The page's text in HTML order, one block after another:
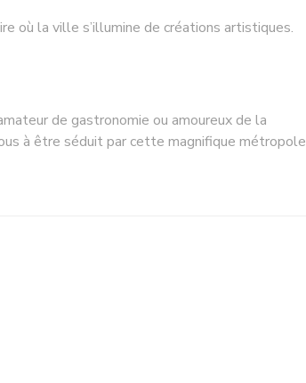
où la ville s’illumine de créations artistiques.
de gastronomie ou amoureux de la
à être séduit par cette magnifique métropole